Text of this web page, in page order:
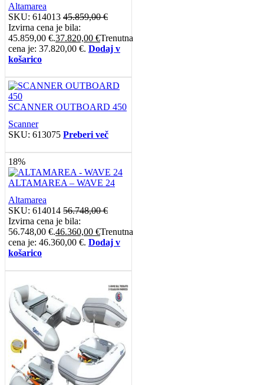
Altamarea
SKU: 614013 45.859,00€
Izvirna cena je bila:
45.859,00 €.37.820,00 €Trenutna
cena je: 37.820,00 €. Dodaj v
košarico
SCANNER OUTBOARD 450
Scanner
SKU: 613075 Preberi več
18%
ALTAMAREA – WAVE 24
Altamarea
SKU: 614014 56.748,00€
Izvirna cena je bila:
56.748,00 €.46.360,00 €Trenutna
cena je: 46.360,00 €. Dodaj v
košarico